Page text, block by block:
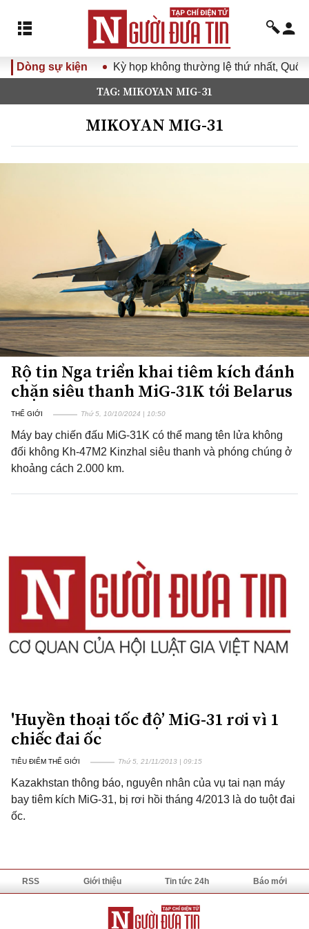
Dòng sự kiện Kỳ họp không thường lệ thứ nhất, Quốc
TAG: MIKOYAN MIG-31
MIKOYAN MIG-31
Rộ tin Nga triển khai tiêm kích đánh
chặn siêu thanh MiG-31K tới Belarus
THẾ GIỚI Thứ 5, 10/10/2024 | 10:50
Máy bay chiến đấu MiG-31K có thể mang tên lửa không
đối không Kh-47M2 Kinzhal siêu thanh và phóng chúng ở
khoảng cách 2.000 km.
'Huyền thoại tốc độ’ MiG-31 rơi vì 1
chiếc đai ốc
TIÊU ĐIỂM THẾ GIỚI Thứ 5, 21/11/2013 | 09:15
Kazakhstan thông báo, nguyên nhân của vụ tai nạn máy
bay tiêm kích MiG-31, bị rơi hồi tháng 4/2013 là do tuột đai
ốc.
RSS Giới thiệu Tin tức 24h Báo mới